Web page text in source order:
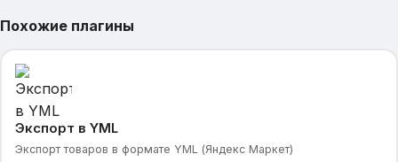
Похожие плагины
Экспорт в YML
Экспорт товаров в формате YML (Яндекс Маркет)